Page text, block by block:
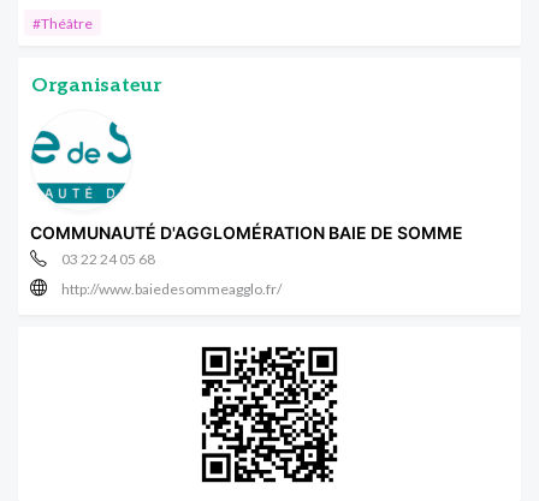
#Théâtre
Organisateur
COMMUNAUTÉ D'AGGLOMÉRATION BAIE DE SOMME
03 22 24 05 68
http://www.baiedesommeagglo.fr/